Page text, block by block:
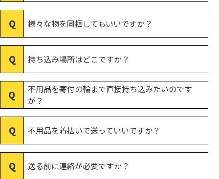
様々な物を同梱してもいいですか？
持ち込み場所はどこですか？
不用品を寄付の輪まで直接持ち込みたいのです
が？
不用品を着払いで送っていいですか？
送る前に連絡が必要ですか？